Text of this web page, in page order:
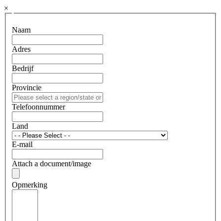
×
Naam
Adres
Bedrijf
Provincie
Telefoonnummer
Land
E-mail
Attach a document/image
Opmerking